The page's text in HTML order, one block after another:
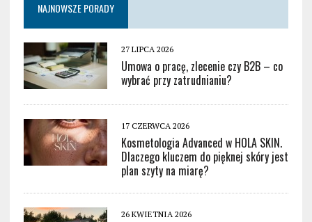
NAJNOWSZE PORADY
27 LIPCA 2026
Umowa o pracę, zlecenie czy B2B – co
wybrać przy zatrudnianiu?
17 CZERWCA 2026
Kosmetologia Advanced w HOLA SKIN.
Dlaczego kluczem do pięknej skóry jest
plan szyty na miarę?
26 KWIETNIA 2026